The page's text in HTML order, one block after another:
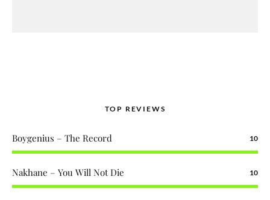
TOP REVIEWS
Boygenius – The Record 10
Nakhane – You Will Not Die 10